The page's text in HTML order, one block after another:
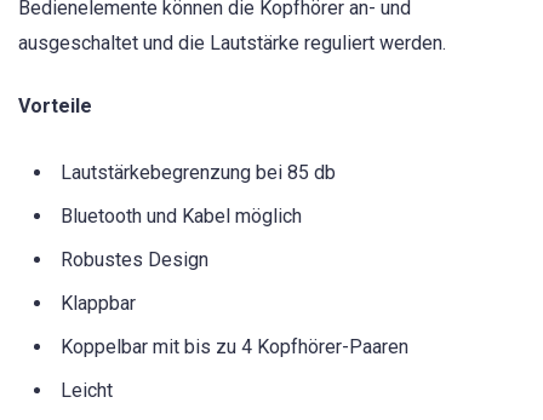
Bedienelemente können die Kopfhörer an- und
ausgeschaltet und die Lautstärke reguliert werden.
Vorteile
Lautstärkebegrenzung bei 85 db
Bluetooth und Kabel möglich
Robustes Design
Klappbar
Koppelbar mit bis zu 4 Kopfhörer-Paaren
Leicht